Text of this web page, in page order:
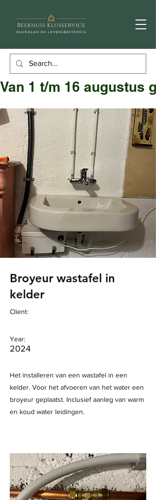
Van 1 t/m 16 augustus
Broyeur wastafel in
kelder
Client:
Year:
2024
Het installeren van een wastafel in een
kelder. Voor het afvoeren van het water een
broyeur geplaatst. Inclusief aanleg van warm
en koud water leidingen.